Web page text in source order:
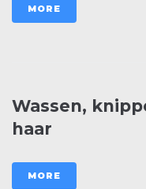
MORE
Wassen,
haar
MORE